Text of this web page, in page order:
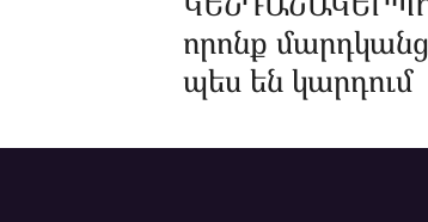
որոնք
պես են կարդում